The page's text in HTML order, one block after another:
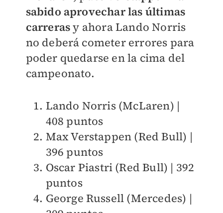
sabido aprovechar las últimas
carrerasy ahora Lando Norris
no deberá cometer errores para
poder quedarse en la cima del
campeonato.
Lando Norris (McLaren) |
408 puntos
Max Verstappen (Red Bull) |
396 puntos
Oscar Piastri (Red Bull) | 392
puntos
George Russell (Mercedes) |